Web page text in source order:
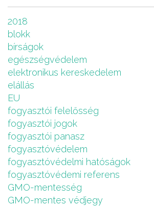
2018
blokk
bírságok
egészségvédelem
elektronikus kereskedelem
elállás
EU
fogyasztói felelősség
fogyasztói jogok
fogyasztói panasz
fogyasztóvédelem
fogyasztóvédelmi hatóságok
fogyasztóvédemi referens
GMO-mentesség
GMO-mentes védjegy